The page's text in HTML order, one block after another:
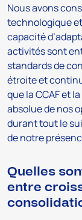
Nous avons
technologique
capacité
activités sont
standards de
étroite et
que la CCAF et
absolue de nos
durant tout le
de notre
Quelles
entre